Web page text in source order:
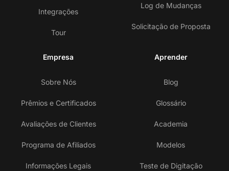
Integrações
Tour
Log de Mudanças
Solicitação de Proposta
Empresa
Sobre Nós
Prêmios e Certificados
Avaliações de Clientes
Programa de Afiliados
Informações Legais
Aprender
Blog
Glossário
Academia
Modelos
Teste de Digitação